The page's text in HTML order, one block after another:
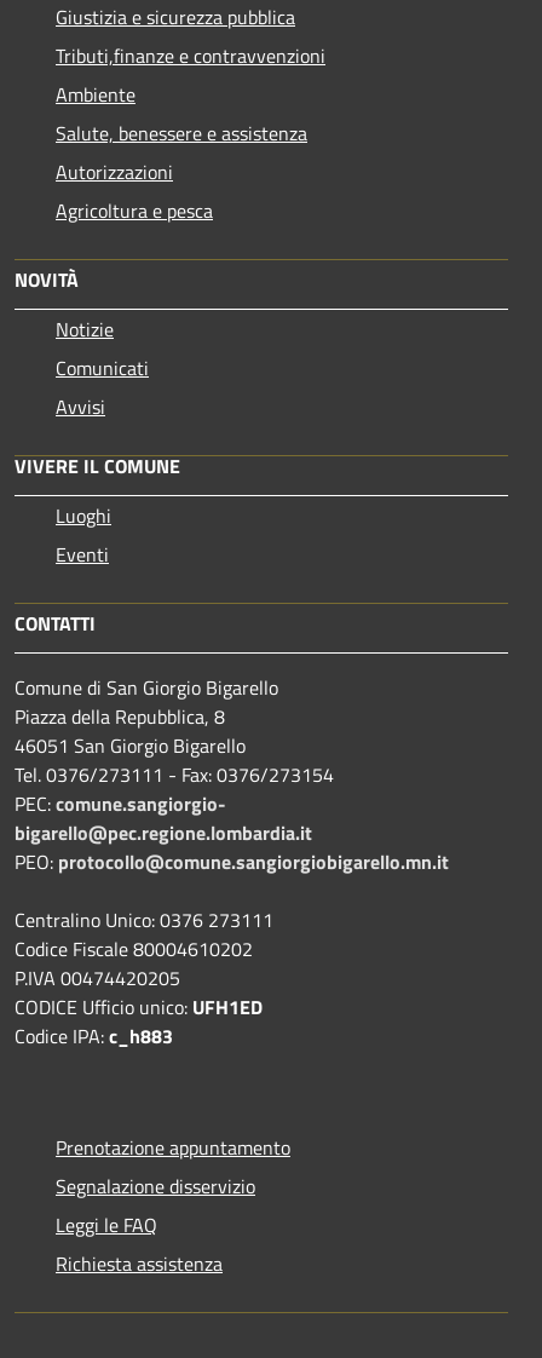
Giustizia e sicurezza pubblica
Tributi,finanze e contravvenzioni
Ambiente
Salute, benessere e assistenza
Autorizzazioni
Agricoltura e pesca
NOVITÀ
Notizie
Comunicati
Avvisi
VIVERE IL COMUNE
Luoghi
Eventi
CONTATTI
Comune di San Giorgio Bigarello
Piazza della Repubblica, 8
46051 San Giorgio Bigarello
Tel. 0376/273111 - Fax: 0376/273154
PEC:comune.sangiorgio-
bigarello@pec.regione.lombardia.it
PEO: protocollo@comune.sangiorgiobigarello.mn.it
Centralino Unico: 0376 273111
Codice Fiscale 80004610202
P.IVA 00474420205
CODICE Ufficio unico: UFH1ED
Codice IPA:c_h883
Prenotazione appuntamento
Segnalazione disservizio
Leggi le FAQ
Richiesta assistenza